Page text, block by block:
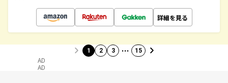
詳細を見る
1 2 3 … 15
AD
AD